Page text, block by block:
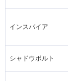
インスパイア
シャドウボルト